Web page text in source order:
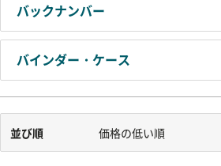
バックナンバー
バインダー・ケース
並び順 価格の低い順